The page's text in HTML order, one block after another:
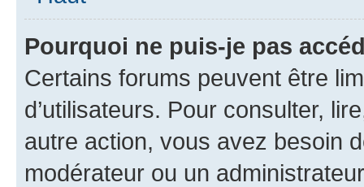
Pourquoi ne puis-je pas
Certains forums peuvent être
d’utilisateurs. Pour consulter,
autre action, vous avez besoin
modérateur ou un